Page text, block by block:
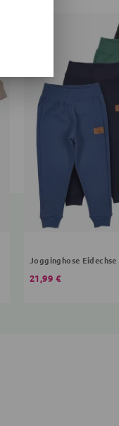
Jogginghose Eidechse
21,99 €